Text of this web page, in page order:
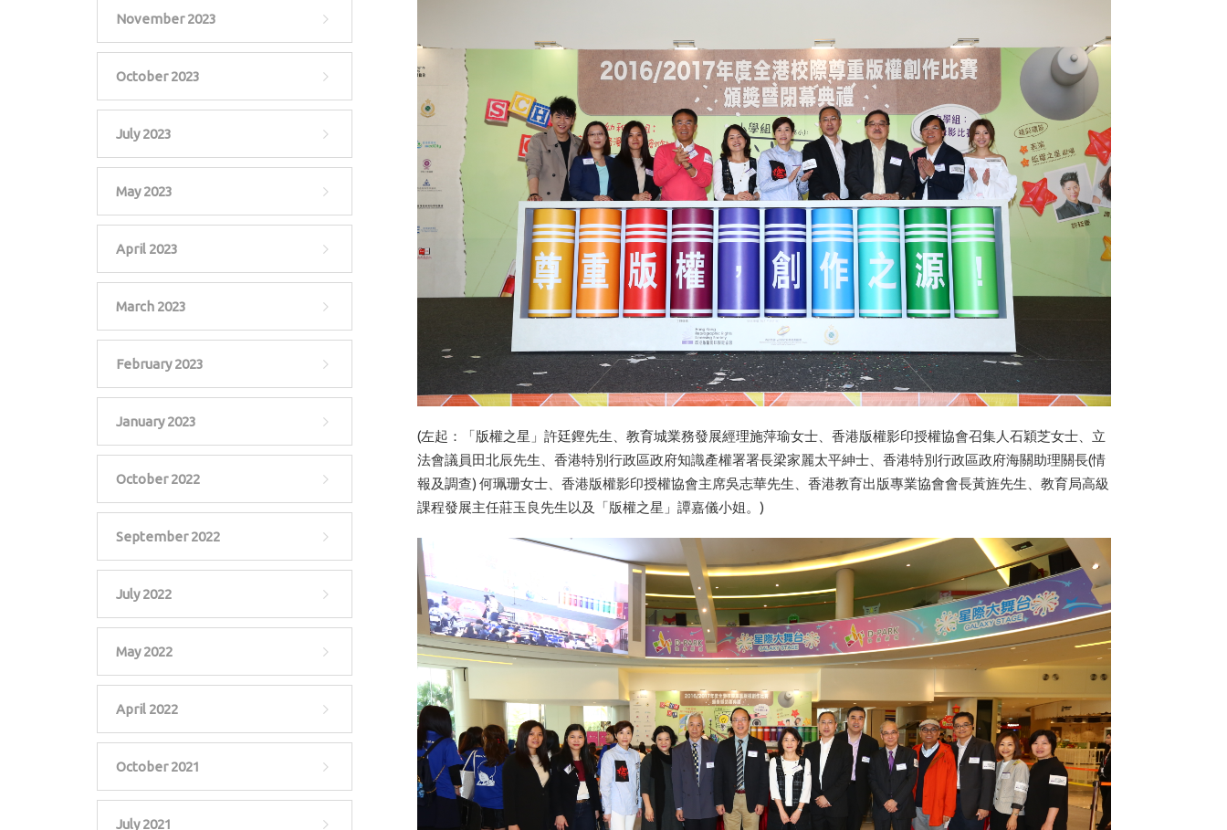
November 2023
October 2023
July 2023
May 2023
April 2023
March 2023
February 2023
January 2023
October 2022
September 2022
July 2022
May 2022
April 2022
October 2021
July 2021
(左起：「版權之星」許廷鏗先生、教育城業務發展經理施萍瑜女士、香港版權影印授權協會召集人石穎芝女士、立
法會議員田北辰先生、香港特別行政區政府知識產權署署長梁家麗太平紳士、香港特別行政區政府海關助理關長(情
報及調查) 何珮珊女士、香港版權影印授權協會主席吳志華先生、香港教育出版專業協會會長黃旌先生、教育局高級
課程發展主任莊玉良先生以及「版權之星」譚嘉儀小姐。)